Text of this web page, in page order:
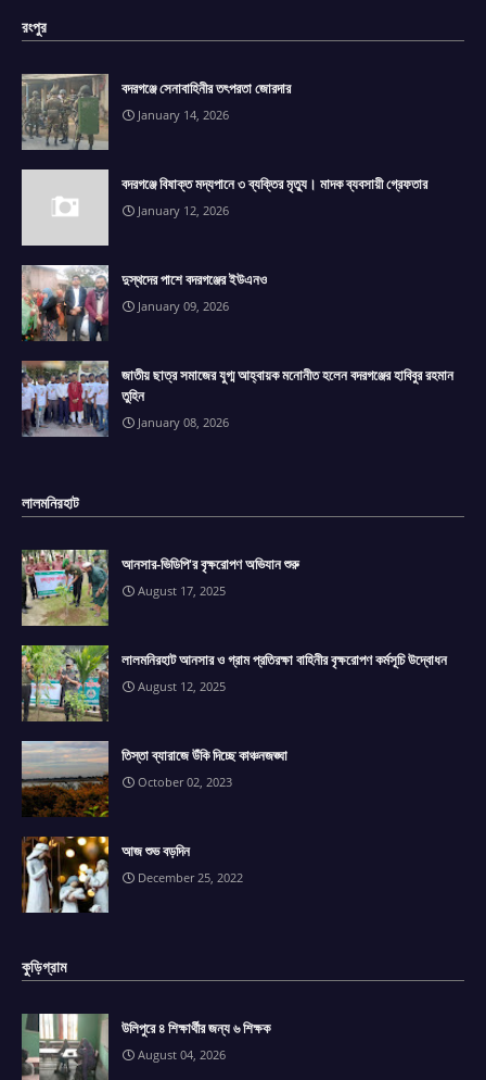
রংপুর
বদরগঞ্জে সেনাবাহিনীর তৎপরতা জোরদার
January 14, 2026
বদরগঞ্জে বিষাক্ত মদ্যপানে ৩ ব্যক্তির মৃত্যু। মাদক ব্যবসায়ী গ্রেফতার
January 12, 2026
দুস্থদের পাশে বদরগঞ্জের ইউএনও
January 09, 2026
জাতীয় ছাত্র সমাজের যুগ্ম আহ্বায়ক মনোনীত হলেন বদরগঞ্জের হাবিবুর রহমান
তুহিন
January 08, 2026
লালমনিরহাট
আনসার-ভিডিপি'র বৃক্ষরোপণ অভিযান শুরু
August 17, 2025
লালমনিরহাট আনসার ও গ্রাম প্রতিরক্ষা বাহিনীর বৃক্ষরোপণ কর্মসূচি উদ্বোধন
August 12, 2025
তিস্তা ব্যারাজে উঁকি দিচ্ছে কাঞ্চনজঙ্ঘা
October 02, 2023
আজ শুভ বড়দিন
December 25, 2022
কুড়িগ্রাম
উলিপুরে ৪ শিক্ষার্থীর জন্য ৬ শিক্ষক
August 04, 2026